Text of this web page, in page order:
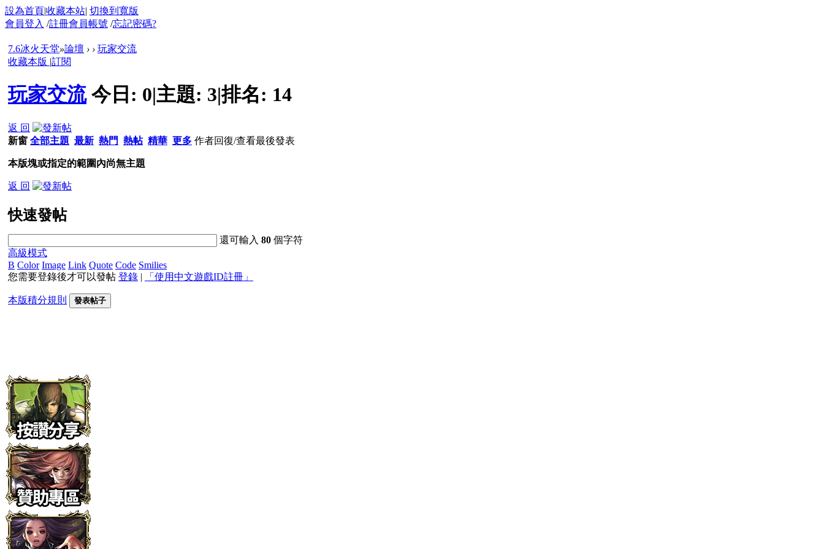
設為首頁|收藏本站| 切換到寬版
會員登入 /註冊會員帳號 /忘記密碼?
7.6冰火天堂»論壇 › › 玩家交流
收藏本版 |訂閱
玩家交流 今日: 0|主題: 3|排名: 14
返 回
新窗 全部主題 最新 熱門 熱帖 精華 更多 作者回復/查看最後發表
本版塊或指定的範圍內尚無主題
返 回
快速發帖
還可輸入80 個字符
高級模式
B Color Image Link Quote Code Smilies
您需要登錄後才可以發帖 登錄 | 「使用中文遊戲ID註冊」
本版積分規則 發表帖子